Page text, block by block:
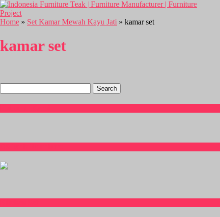
Home » Set Kamar Mewah Kayu Jati » kamar set
kamar set
for: